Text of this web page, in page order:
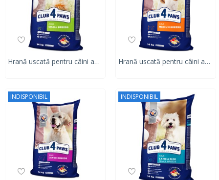
Hrană uscată pentru câini adulți, talie mica, Club 4 Paws PREMIUM, pui, 14 kg Hrană uscată pentru câini adulți, talie medie, Club 4 Paws PREMIUM, pui, 14 kg
INDISPONIBIL INDISPONIBIL